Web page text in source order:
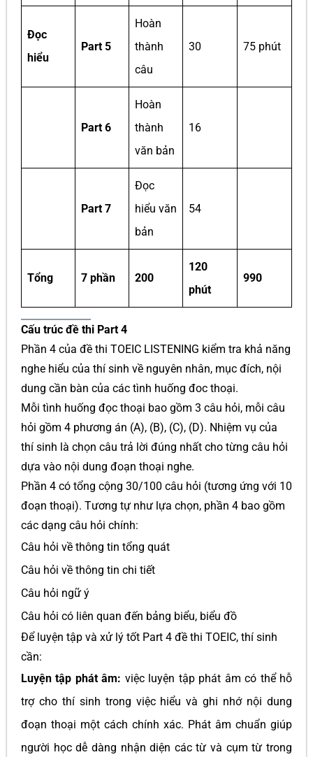
Đọc
hiểu
Part 5
Hoàn
thành
câu
30 75 phút
Part 6
Hoàn
thành
văn bản
16
Part 7
Đọc
hiểu văn
bản
54
Tổng 7 phần 200
120
phút
990
Cấu trúc đề thi Part 4
Phần 4 của đề thi TOEIC LISTENING kiểm tra khả năng
nghe hiểu của thí sinh về nguyên nhân, mục đích, nội
dung cần bàn của các tình huống đoc thoại.
Mỗi tình huống đọc thoại bao gồm 3 câu hỏi, mỗi câu
hỏi gồm 4 phương án (A), (B), (C), (D). Nhiệm vụ của
thí sinh là chọn câu trả lời đúng nhất cho từng câu hỏi
dựa vào nội dung đoạn thoại nghe.
Phần 4 có tổng cộng 30/100 câu hỏi (tương ứng với 10
đoạn thoại). Tương tự như lựa chọn, phần 4 bao gồm
các dạng câu hỏi chính:
Câu hỏi về thông tin tổng quát
Câu hỏi về thông tin chi tiết
Câu hỏi ngữ ý
Câu hỏi có liên quan đến bảng biểu, biểu đồ
Để luyện tập và xử lý tốt Part 4 đề thi TOEIC, thí sinh
cần:
Luyện tập phát âm: việc luyện tập phát âm có thể hỗ
trợ cho thí sinh trong việc hiểu và ghi nhớ nội dung
đoạn thoại một cách chính xác. Phát âm chuẩn giúp
người học dễ dàng nhận diện các từ và cụm từ trong